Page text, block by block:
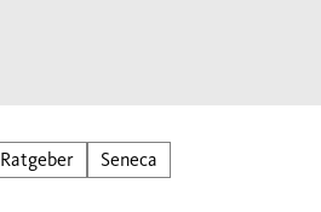
Ratgeber
Seneca